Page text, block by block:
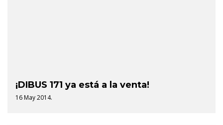
¡DIBUS 171 ya está a la venta!
16 May 2014.